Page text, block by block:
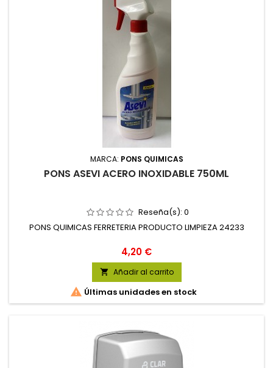
MARCA: PONS QUIMICAS
PONS ASEVI ACERO INOXIDABLE 750ML
Reseña(s): 0
PONS QUIMICAS FERRETERIA PRODUCTO LIMPIEZA 24233
Precio
4,20 €
 Añadir al carrito
 Últimas unidades en stock